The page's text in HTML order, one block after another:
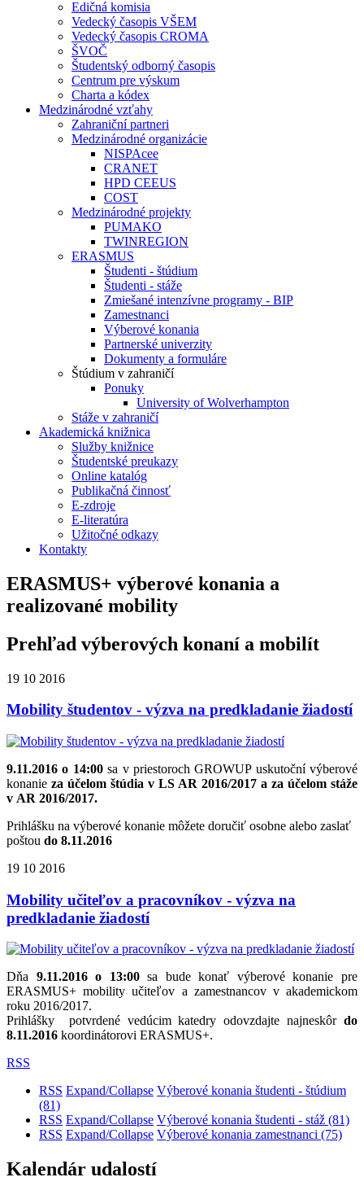
Edičná komisia
Vedecký časopis VŠEM
Vedecký časopis CROMA
ŠVOČ
Študentský odborný časopis
Centrum pre výskum
Charta a kódex
Medzinárodné vzťahy
Zahraniční partneri
Medzinárodné organizácie
NISPAcee
CRANET
HPD CEEUS
COST
Medzinárodné projekty
PUMAKO
TWINREGION
ERASMUS
Študenti - štúdium
Študenti - stáže
Zmiešané intenzívne programy - BIP
Zamestnanci
Výberové konania
Partnerské univerzity
Dokumenty a formuláre
Štúdium v zahraničí
Ponuky
University of Wolverhampton
Stáže v zahraničí
Akademická knižnica
Služby knižnice
Študentské preukazy
Online katalóg
Publikačná činnosť
E-zdroje
E-literatúra
Užitočné odkazy
Kontakty
ERASMUS+ výberové konania a
realizované mobility
Prehľad výberových konaní a mobilít
19 10 2016
Mobility študentov - výzva na predkladanie žiadostí
9.11.2016 o 14:00sa v priestoroch GROWUP uskutoční výberové
konanie za účelom štúdia v LS AR 2016/2017 a za účelom stáže
v AR 2016/2017.
Prihlášku na výberové konanie môžete doručiť osobne alebo zaslať
poštou do 8.11.2016
19 10 2016
Mobility učiteľov a pracovníkov - výzva na
predkladanie žiadostí
Dňa 9.11.2016 o 13:00sa bude konať výberové konanie pre
ERASMUS+ mobility učiteľov a zamestnancov v akademickom
roku 2016/2017.
Prihlášky potvrdené vedúcim katedry odovzdajte najneskôr do
8.11.2016 koordinátorovi ERASMUS+.
RSS
RSS Expand/Collapse Výberové konania študenti - štúdium
(81)
RSS Expand/Collapse Výberové konania študenti - stáž (81)
RSS Expand/Collapse Výberové konania zamestnanci (75)
Kalendár udalostí